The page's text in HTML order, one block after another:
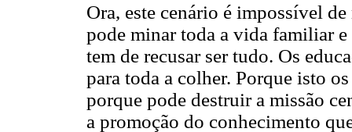
Ora, este cenário é impossível
pode minar toda a vida familiar
tem de recusar ser tudo. Os
para toda a colher. Porque isto
porque pode destruir a missão
a promoção do conhecimento